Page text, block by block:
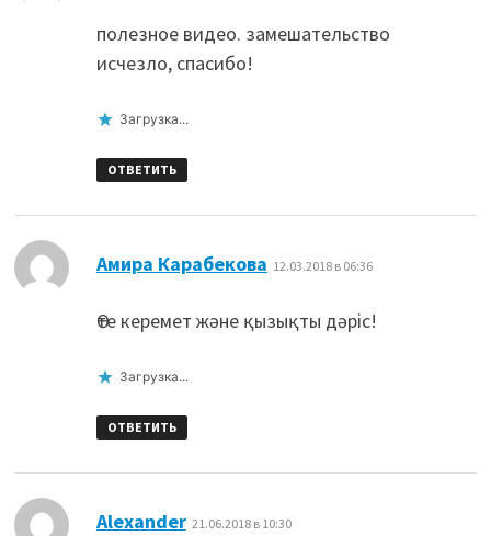
полезное видео. замешательство
исчезло, спасибо!
Загрузка...
ОТВЕТИТЬ
Амира Карабекова 12.03.2018 в 06:36
Өте керемет және қызықты дәріс!
Загрузка...
ОТВЕТИТЬ
Alexander: 21.06.2018 в 10:30